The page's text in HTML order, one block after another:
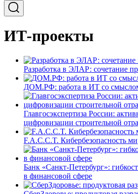
ИТ-проекты
Разработка в ЭЛАР: сочетание
ДОМ.РФ: работа в ИТ со
Главгосэкспертиза России:
цифровизации строительной
F.A.C.C.T. Кибербезопасность
Банк «Санкт-Петербург»:
в финансовой сфере